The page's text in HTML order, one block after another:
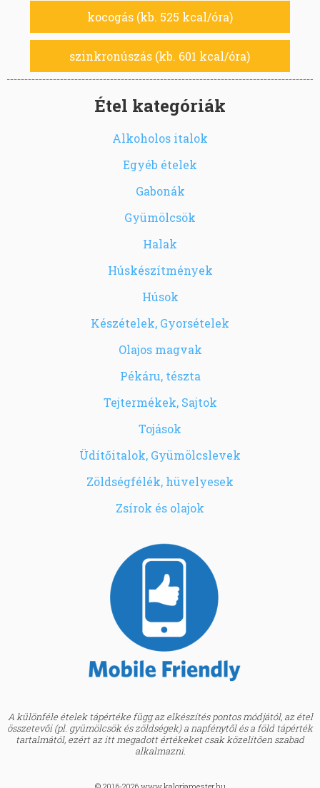
kocogás (kb. 525 kcal/óra)
szinkronúszás (kb. 601 kcal/óra)
Étel kategóriák
Alkoholos italok
Egyéb ételek
Gabonák
Gyümölcsök
Halak
Húskészítmények
Húsok
Készételek, Gyorsételek
Olajos magvak
Pékáru, tészta
Tejtermékek, Sajtok
Tojások
Üdítőitalok, Gyümölcslevek
Zöldségfélék, hüvelyesek
Zsírok és olajok
A különféle ételek tápértéke függ az elkészítés pontos módjától, az étel
összetevői (pl. gyümölcsök és zöldségek) a napfénytől és a föld tápérték
tartalmától, ezért az itt megadott értékeket csak közelítően szabad
alkalmazni.